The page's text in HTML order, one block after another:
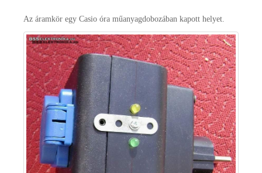
Az áramkör egy Casio óra műanyagdobozában kapott helyet.